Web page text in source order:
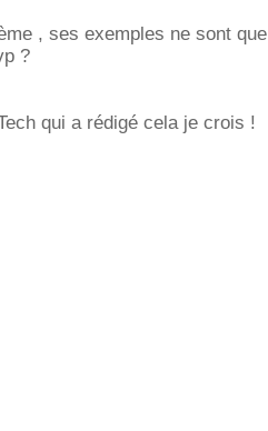
, ses exemples ne sont que
?
qui a rédigé cela je crois !